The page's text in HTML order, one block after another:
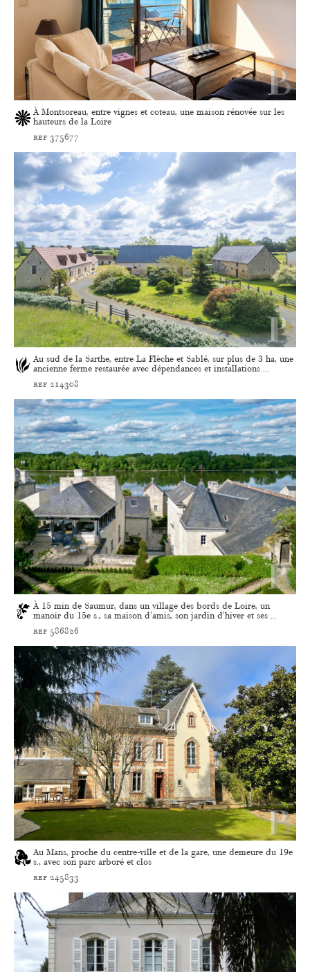
À Montsoreau, entre vignes et coteau, une maison rénovée sur les
hauteurs de la Loire
ref 375677
Au sud de la Sarthe, entre La Flèche et Sablé, sur plus de 3 ha, une
ancienne ferme restaurée avec dépendances et installations ...
ref 214308
À 15 min de Saumur, dans un village des bords de Loire, un
manoir du 15e s., sa maison d'amis, son jardin d'hiver et ses ...
ref 586826
Au Mans, proche du centre-ville et de la gare, une demeure du 19e
s., avec son parc arboré et clos
ref 245833